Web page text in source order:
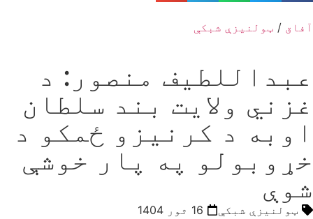
آفاق / ټولنیزې شبکې
عبداللطیف منصور: د
غزني ولایت بند سلطان
اوبه د کرنیزو ځمکو د
خړوبولو په پار خوشې
شوې
ټولنیزې شبکې 16 ثور 1404